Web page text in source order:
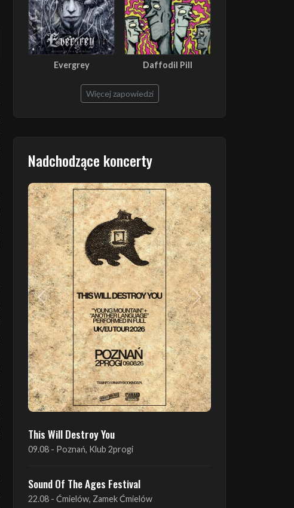
Evergrey Daffodil Pill
Więcej zapowiedzi
Nadchodzące koncerty
Poprzedni Następny
This Will Destroy You
09.08 - Poznań, Klub 2progi
Sound Of The Ages Festival
22.08 - Ćmielów, Zamek Ćmielów
INO-ROCK FESTIVAL
29.08 - Inowrocław, Plac Imprez, ul.